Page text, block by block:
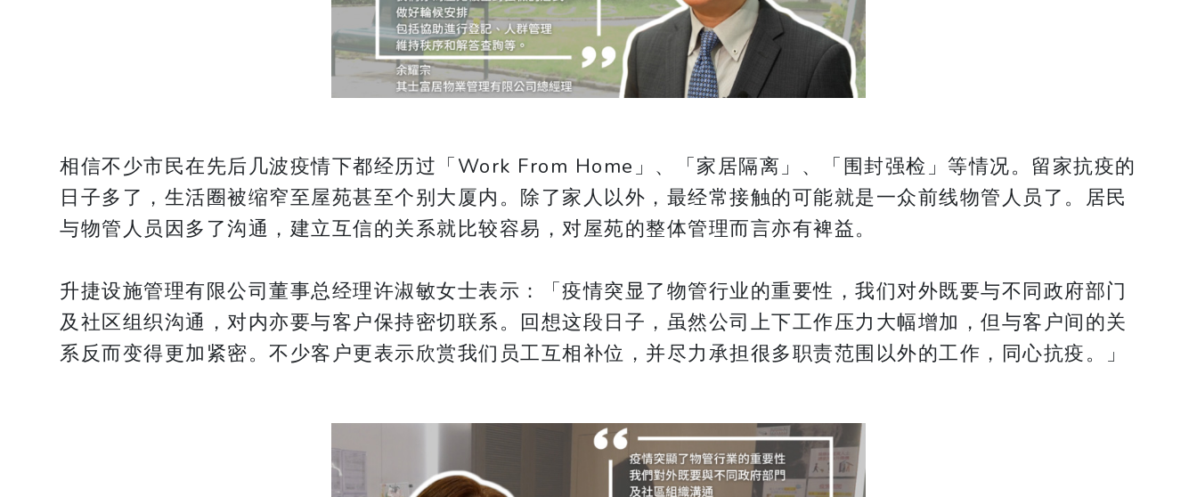
相信不少市民在先后几波疫情下都经历过「Work From Home」、「家居隔离」、「围封强检」等情况。留家抗疫的
日子多了，生活圈被缩窄至屋苑甚至个别大厦内。除了家人以外，最经常接触的可能就是一众前线物管人员了。居民
与物管人员因多了沟通，建立互信的关系就比较容易，对屋苑的整体管理而言亦有裨益。
升捷设施管理有限公司董事总经理许淑敏女士表示：「疫情突显了物管行业的重要性，我们对外既要与不同政府部门
及社区组织沟通，对内亦要与客户保持密切联系。回想这段日子，虽然公司上下工作压力大幅增加，但与客户间的关
系反而变得更加紧密。不少客户更表示欣赏我们员工互相补位，并尽力承担很多职责范围以外的工作，同心抗疫。」